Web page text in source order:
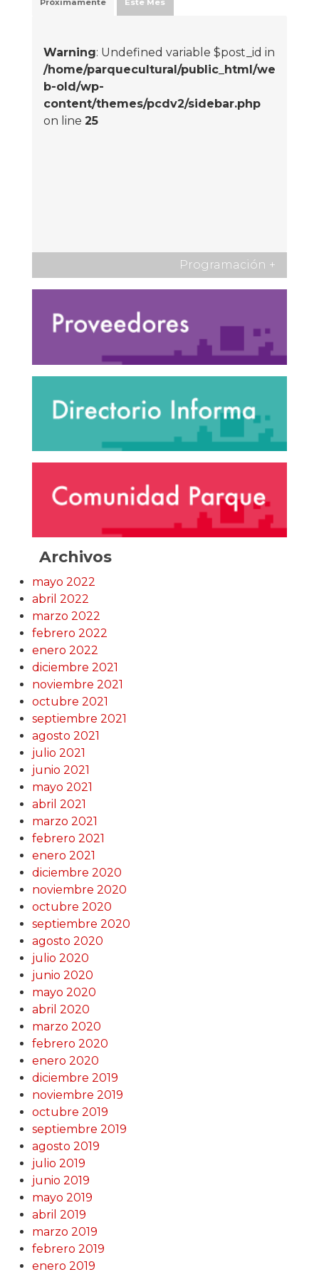
Warning: Undefined variable $post_id in
/home/parquecultural/public_html/we
b-old/wp-
content/themes/pcdv2/sidebar.php
on line 25
Programación +
Archivos
mayo 2022
abril 2022
marzo 2022
febrero 2022
enero 2022
diciembre 2021
noviembre 2021
octubre 2021
septiembre 2021
agosto 2021
julio 2021
junio 2021
mayo 2021
abril 2021
marzo 2021
febrero 2021
enero 2021
diciembre 2020
noviembre 2020
octubre 2020
septiembre 2020
agosto 2020
julio 2020
junio 2020
mayo 2020
abril 2020
marzo 2020
febrero 2020
enero 2020
diciembre 2019
noviembre 2019
octubre 2019
septiembre 2019
agosto 2019
julio 2019
junio 2019
mayo 2019
abril 2019
marzo 2019
febrero 2019
enero 2019